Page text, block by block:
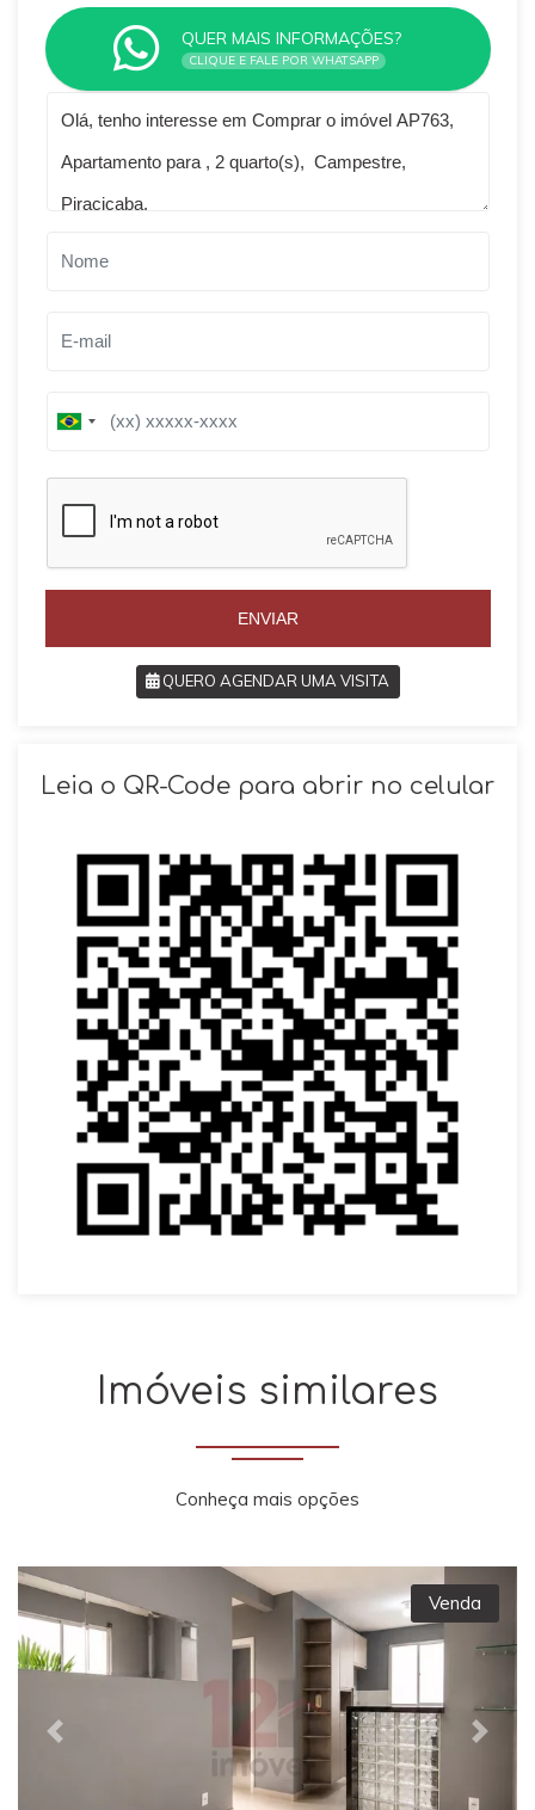
QUER MAIS INFORMAÇÕES?
CLIQUE E FALE POR WHATSAPP
B
i
5
5
ENVIAR
QUERO AGENDAR UMA VISITA
Leia o QR-Code para abrir no celular
Imóveis similares
Conheça mais opções
Previous Next
Venda